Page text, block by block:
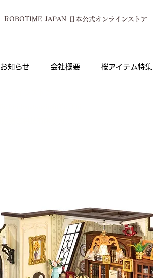
ROBOTIME JAPAN 日本公式オンラインストア
お知らせ 会社概要 桜アイテム特集